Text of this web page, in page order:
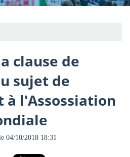
clause de
sujet de
l'Assossiation
04/10/2018 18:31